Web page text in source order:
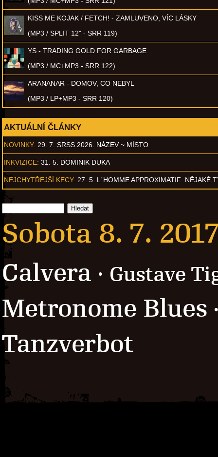
KISS ME KOJAK / FETCH! - ZAMLUVENO, VÍC LÁSKY
(MP3 / SPLIT 12" - SRR 119)
YS - TRADING GOLD FOR GARBAGE
(MP3 / MC+MP3 - SRR 122)
ARANANAR - DOMOV, CO NEBYL
(MP3 / LP+MP3 - SRR 120)
AKTUÁLNÍ ČLÁNKY
NOVINKY: 29. 7. SRSS 2026: NÁZEV ~ MÍSTO
INKVIZICE: 31. 5. DOMINIK DUKA
NEJCHYTŘEJŠÍ KECY: 27. 5. L´HOMME APPROXIMATIF: NĚJAKÉ
Sobota 8. 7.
Calvera · Gustave
Metronome Blues
Tanzverbot